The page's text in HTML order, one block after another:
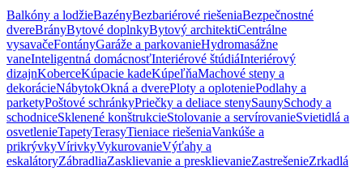
Balkóny a lodžieBazényBezbariérové riešeniaBezpečnostné
dvereBrányBytové doplnkyBytový architektiCentrálne
vysavačeFontányGaráže a parkovanieHydromasážne
vaneInteligentná domácnosťInteriérové štúdiáInteriérový
dizajnKoberceKúpacie kadeKúpeľňaMachové steny a
dekorácieNábytokOkná a dverePloty a oploteniePodlahy a
parketyPoštové schránkyPriečky a deliace stenySaunySchody a
schodniceSklenené konštrukcieStolovanie a servírovanieSvietidlá a
osvetlenieTapetyTerasyTieniace riešeniaVankúše a
prikrývkyVírivkyVykurovanieVýťahy a
eskalátoryZábradliaZasklievanie a presklievanieZastrešenieZrkadlá